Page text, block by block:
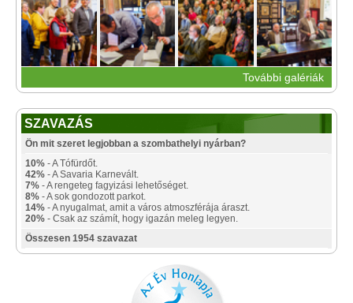
További galériák
SZAVAZÁS
Ön mit szeret legjobban a szombathelyi nyárban?
10% - A Tófürdőt.
42% - A Savaria Karnevált.
7% - A rengeteg fagyizási lehetőséget.
8% - A sok gondozott parkot.
14% - A nyugalmat, amit a város atmoszférája áraszt.
20% - Csak az számít, hogy igazán meleg legyen.
Összesen 1954 szavazat